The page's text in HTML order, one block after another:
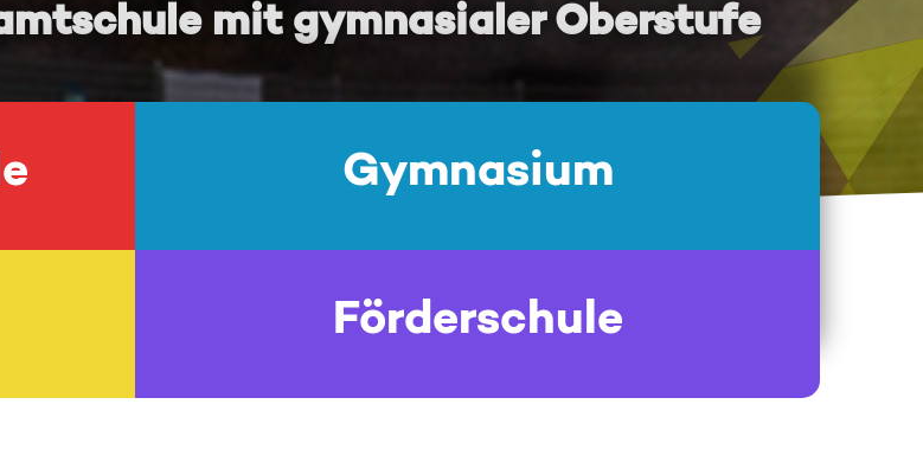
mit gymnasialer Oberstufe
Gymnasium
Förderschule